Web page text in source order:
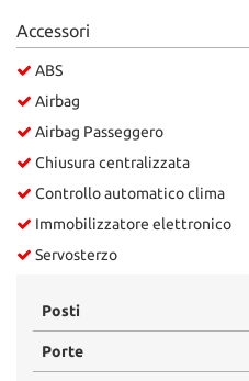
Accessori
ABS
Airbag
Airbag Passeggero
Chiusura centralizzata
Controllo automatico clima
Immobilizzatore elettronico
Servosterzo
Posti
Porte